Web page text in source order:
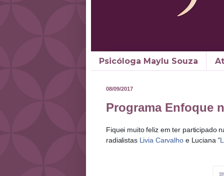
Psicóloga Maylu Souza
08/09/2017
Programa Enfoque
Fiquei muito feliz em ter participado
radialistas Livia Carvalhoe Luciana "